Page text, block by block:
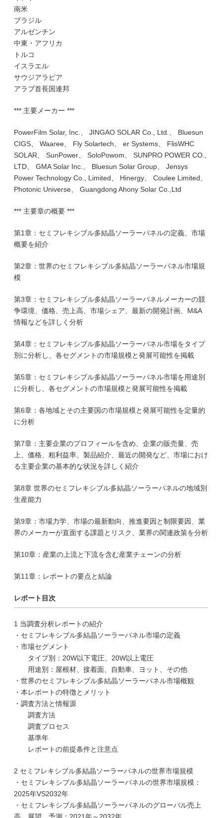
南米
ブラジル
アルゼンチン
中東・アフリカ
トルコ
イスラエル
サウジアラビア
アラブ首長国連邦
*** 主要メーカー ***
PowerFilm Solar, Inc.、 JINGAO SOLAR Co., Ltd.、 Bluesun
CIGS、 Waaree、 Fly Solartech、 er Systems、 FlisWHC
SOLAR、 SunPower、 SoloPowom、 SUNPRO POWER CO.,
LTD、 GMA Solar Inc.、 Bluesun Solar Group、 Jensys
Power Technology Co., Limited、 Hinergy、 Coulee Limited、
Photonic Universe、 Guangdong Ahony Solar Co.,Ltd
*** 主要章の概要 ***
第1章：セミフレキシブル多結晶ソーラーパネルの定義、市場
概要を紹介
第2章：世界のセミフレキシブル多結晶ソーラーパネル市場規
模
第3章：セミフレキシブル多結晶ソーラーパネルメーカーの競
争環境、価格、売上高、市場シェア、最新の開発計画、M&A
情報などを詳しく分析
第4章：セミフレキシブル多結晶ソーラーパネル市場をタイプ
別に分析し、各セグメントの市場規模と発展可能性を掲載
第5章：セミフレキシブル多結晶ソーラーパネル市場を用途別
に分析し、各セグメントの市場規模と発展可能性を掲載
第6章：各地域とその主要国の市場規模と発展可能性を定量的
に分析
第7章：主要企業のプロフィールを含め、企業の販売量、売
上、価格、粗利益率、製品紹介、最近の開発など、市場におけ
る主要企業の基本的な状況を詳しく紹介
第8章 世界のセミフレキシブル多結晶ソーラーパネルの地域別
生産能力
第9章：市場力学、市場の最新動向、推進要因と制限要因、業
界のメーカーが直面する課題とリスク、業界の関連政策を分析
第10章：産業の上流と下流を含む産業チェーンの分析
第11章：レポートの要点と結論
レポート目次
1 当調査分析レポートの紹介
・セミフレキシブル多結晶ソーラーパネル市場の定義
・市場セグメント
タイプ別：20W以下電圧、20W以上電圧
用途別：屋根材、接着面、自動車、ヨット、その他
・世界のセミフレキシブル多結晶ソーラーパネル市場概観
・本レポートの特徴とメリット
・調査方法と情報源
調査方法
調査プロセス
基準年
レポートの前提条件と注意点
2 セミフレキシブル多結晶ソーラーパネルの世界市場規模
・セミフレキシブル多結晶ソーラーパネルの世界市場規模：
2025年VS2032年
・セミフレキシブル多結晶ソーラーパネルのグローバル売上